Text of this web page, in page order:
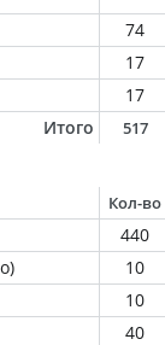
74
17
17
Итого
517
Кол-во
440
10
10
40